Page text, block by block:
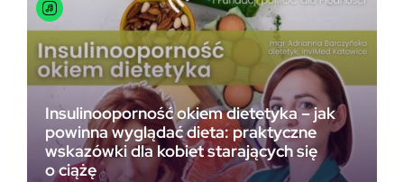
Insulinooporność okiem dietetyka – jak
powinna wyglądać dieta: praktyczne
wskazówki dla kobiet starających się
o ciążę